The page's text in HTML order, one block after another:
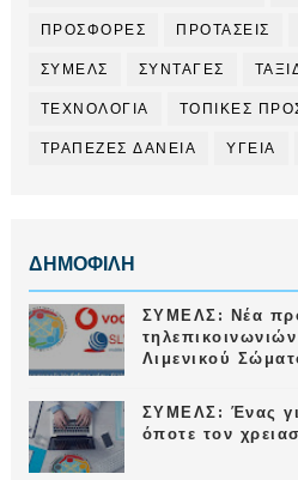
ΠΡΟΣΦΟΡΕΣ ΠΡΟΤΑΣΕΙΣ
ΣΥΜΕΛΣ ΣΥΝΤΑΓΕΣ
ΤΕΧΝΟΛΟΓΙΑ ΤΟΠΙΚΕΣ
ΤΡΑΠΕΖΕΣ ΔΑΝΕΙΑ ΥΓΕΙΑ
ΔΗΜΟΦΙΛΗ
ΣΥΜΕΛΣ: Νέα
Λιμενικού
ΣΥΜΕΛΣ: Ένας
όποτε τον